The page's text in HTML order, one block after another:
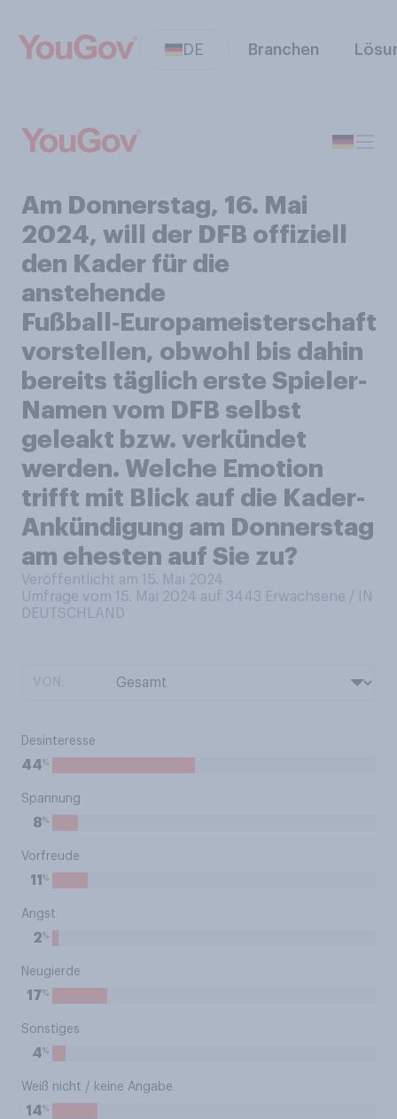
DE Branchen
Am Donnerstag, 16. Mai
2024, will der DFB offiziell
den Kader für die
anstehende
Fußball‑Europameisterschaft
vorstellen, obwohl bis dahin
bereits täglich erste Spieler-
Namen vom DFB selbst
geleakt bzw. verkündet
werden. Welche Emotion
trifft mit Blick auf die Kader-
Ankündigung am Donnerstag
am ehesten auf Sie zu?
Veröffentlicht am 15. Mai 2024
Umfrage vom 15. Mai 2024 auf 3443 Erwachsene / IN
DEUTSCHLAND
Desinteresse
44%
Spannung
8%
Vorfreude
11 %
Angst
2%
Neugierde
17%
Sonstiges
4%
Weiß nicht / keine Angabe
14%